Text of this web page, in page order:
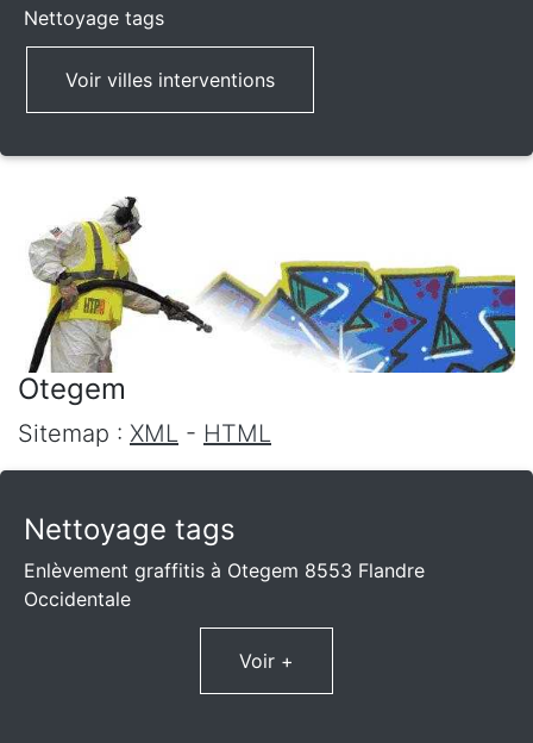
Nettoyage tags
Voir villes interventions
Otegem
Sitemap : XML - HTML
Nettoyage tags
Enlèvement graffitis à Otegem 8553 Flandre
Occidentale
Voir +